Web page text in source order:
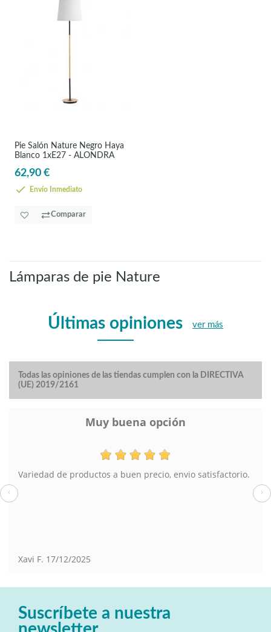
Pie Salón Nature Negro Haya
Blanco 1xE27 - ALONDRA
62,90 €
Envío Inmediato
Comparar
Lámparas de pie Nature
Últimas opiniones ver más
Todas las opiniones de las tiendas cumplen con la DIRECTIVA
(UE) 2019/2161
Muy buena opción
Variedad de productos a buen precio, envio satisfactorio.
Xavi F. 17/12/2025
‹ ›
Suscríbete a nuestra